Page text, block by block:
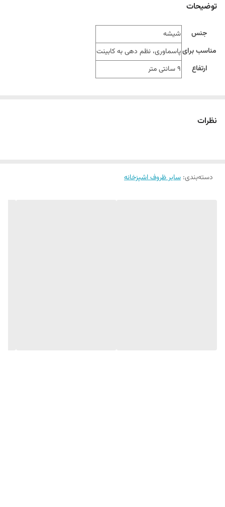
توضیحات
جنس
شیشه
مناسب برایپاسماوری، نظم دهی به کابینت
ارتفاع
9 سانتی متر
نظرات
دسته‌بندی: سایر ظروف اشپزخانه